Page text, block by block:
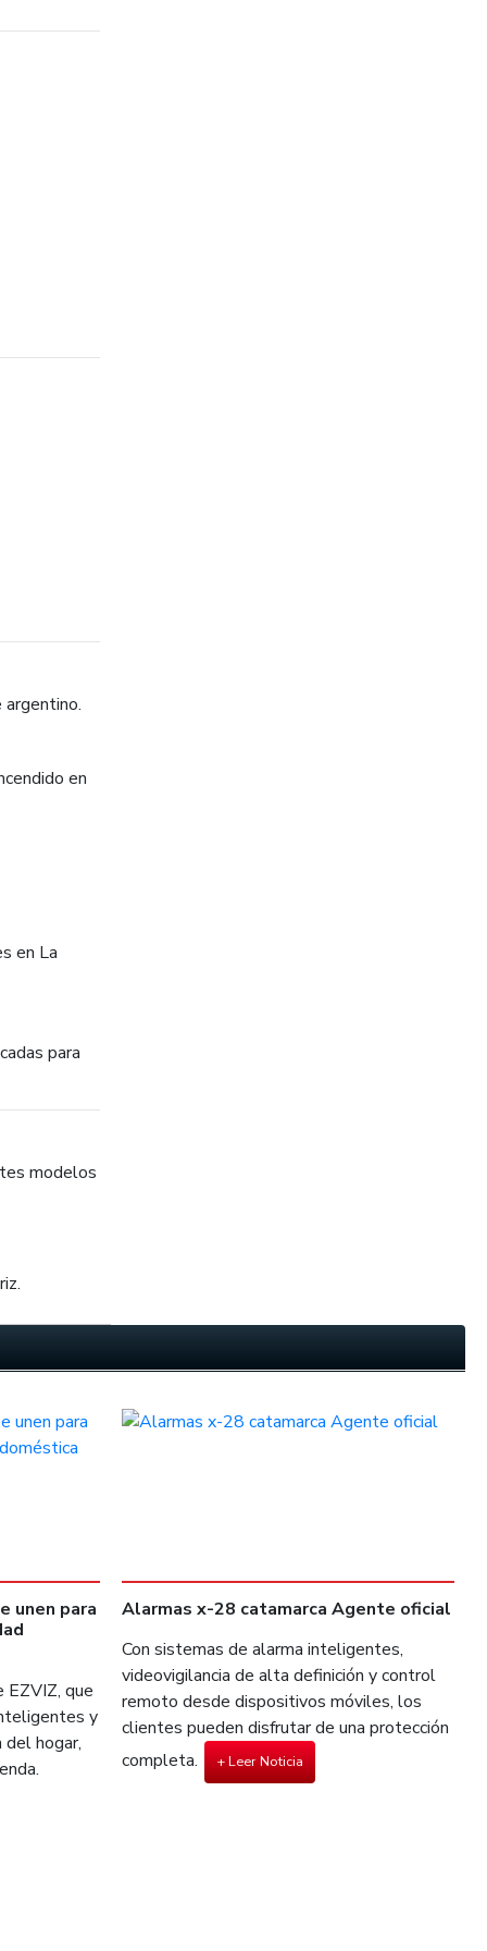
en
en La
para
modelos
unen para
EZVIZ, que
y
hogar,
Alarmas x-28 catamarca Agente oficial
Con sistemas de alarma inteligentes,
videovigilancia de alta definición y control
remoto desde dispositivos móviles, los
clientes pueden disfrutar de una protección
completa.
+ Leer Noticia